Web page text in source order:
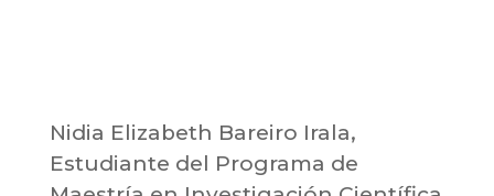
Nidia Elizabeth Bareiro Irala,
Estudiante del Programa de